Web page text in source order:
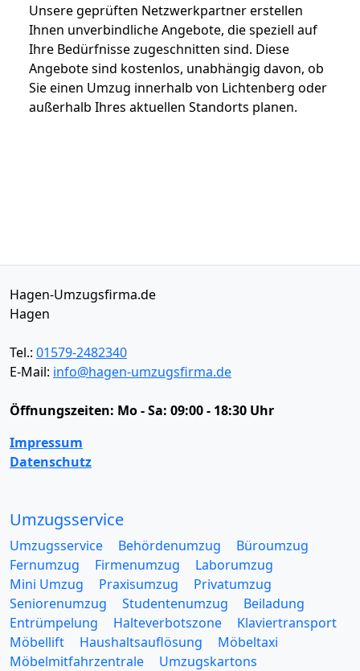
Unsere geprüften Netzwerkpartner erstellen
Ihnen unverbindliche Angebote, die speziell auf
Ihre Bedürfnisse zugeschnitten sind. Diese
Angebote sind kostenlos, unabhängig davon, ob
Sie einen Umzug innerhalb von Lichtenberg oder
außerhalb Ihres aktuellen Standorts planen.
Hagen-Umzugsfirma.de
Hagen
Tel.: 01579-2482340
E-Mail: info@hagen-umzugsfirma.de
Öffnungszeiten: Mo - Sa: 09:00 - 18:30 Uhr
Impressum
Datenschutz
Umzugsservice
Umzugsservice Behördenumzug
Büroumzug
Fernumzug
Firmenumzug
Laborumzug
Mini Umzug
Praxisumzug
Privatumzug
Seniorenumzug
Studentenumzug
Beiladung
Entrümpelung
Halteverbotszone
Klaviertransport
Möbellift
Haushaltsauflösung
Möbeltaxi
Möbelmitfahrzentrale
Umzugskartons